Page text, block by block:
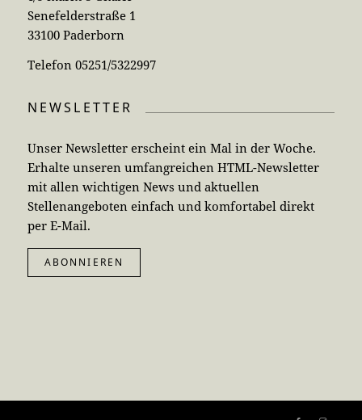
Senefelderstraße 1
33100 Paderborn
Telefon 05251/5322997
NEWSLETTER
Unser Newsletter erscheint ein Mal in der Woche.
Erhalte unseren umfangreichen HTML-Newsletter
mit allen wichtigen News und aktuellen
Stellenangeboten einfach und komfortabel direkt
per E-Mail.
ABONNIEREN